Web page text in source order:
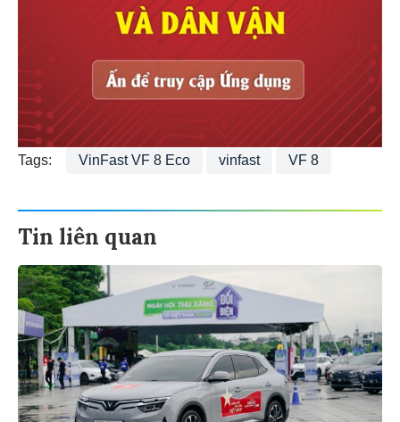
Tags: VinFast VF 8 Eco vinfast VF 8
Tin liên quan